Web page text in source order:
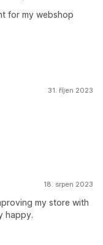
for my webshop
31. říjen 2023
18. srpen 2023
my store with
happy.